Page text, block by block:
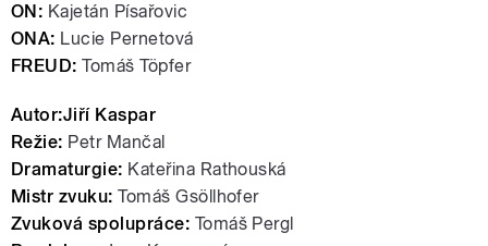
ON: Kajetán Písařovic
ONA: Lucie Pernetová
FREUD:Tomáš Töpfer
Autor:Jiří Kaspar
Režie: Petr Mančal
Dramaturgie: Kateřina Rathouská
Mistr zvuku: Tomáš Gsöllhofer
Zvuková spolupráce: Tomáš Pergl